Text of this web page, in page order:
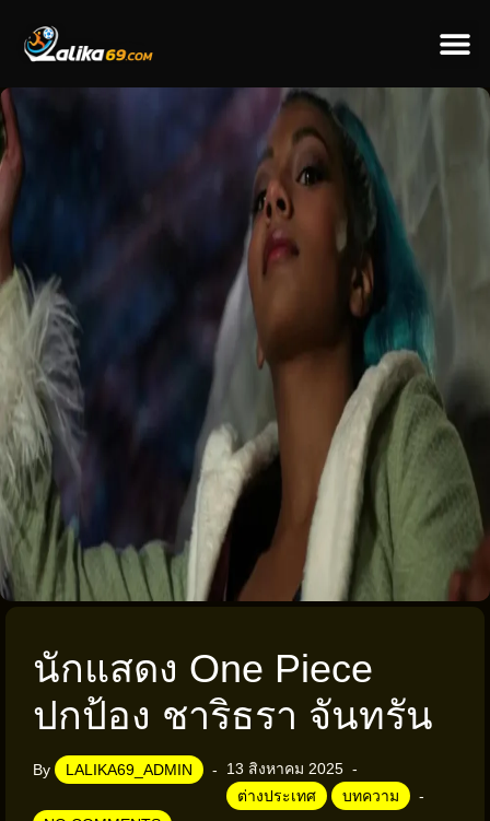
นักแสดง One Piece
ปกป้อง ชาริธรา จันทรัน
By LALIKA69_ADMIN
13 สิงหาคม 2025
ต่างประเทศ
บทความ